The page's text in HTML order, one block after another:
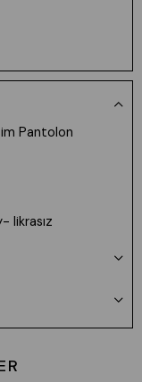
Pantolon
likrasız
tercih edebilir.